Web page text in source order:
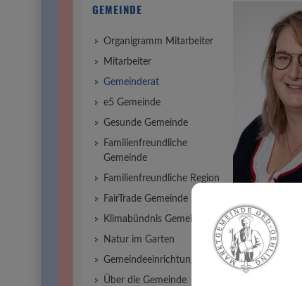
GEMEINDE
Organigramm Mitarbeiter
Mitarbeiter
Gemeinderat
e5 Gemeinde
Gesunde Gemeinde
Familienfreundliche
Gemeinde
Familienfreundliche Region
FairTrade Gemeinde
Klimabündnis Gemeinde
Natur im Garten
Gemeindeeinrichtungen
Über die Gemeinde